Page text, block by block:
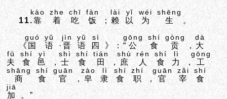
11.靠
kào
着
zhe
吃
chī
饭
fàn
； 赖
lài
以
yǐ
为
wéi
生
shēng
。
《国
guó
语
yǔ
· 晋
jìn
语
yǔ
四
sì
》：“ 公
gōng
食
shí
贡
gòng
， 大
dà
夫
fū
食
shí
邑
yì
， 士
shì
食
shí
田
tián
，庶
shù
人
rén
食
shí
力
lì
， 工
gōng
商
shāng
食
shí
官
guān
， 皁
zào
隶
lì
食
shí
职
zhí
， 官
guān
宰
zǎi
食
shí
加
jiā
。”